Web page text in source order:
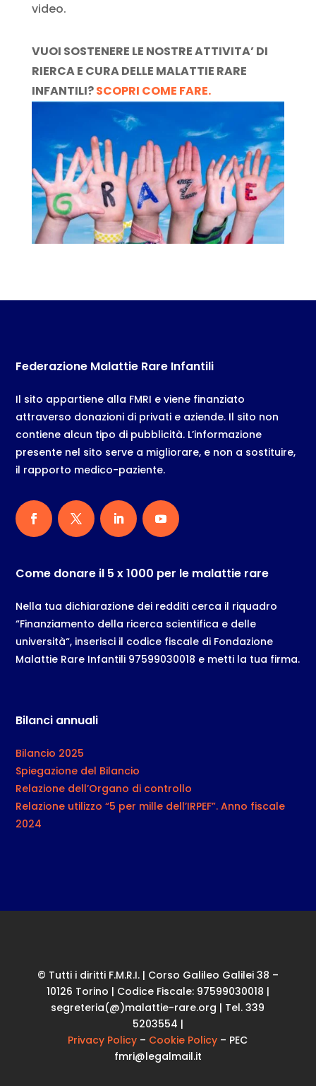
video.
VUOI SOSTENERE LE NOSTRE ATTIVITA’ DI
RIERCA E CURA DELLE MALATTIE RARE
INFANTILI?SCOPRI COME FARE.
Federazione Malattie Rare Infantili
Il sito appartiene alla FMRI e viene finanziato
attraverso donazioni di privati e aziende. Il sito non
contiene alcun tipo di pubblicità. L’informazione
presente nel sito serve a migliorare, e non a sostituire,
il rapporto medico-paziente.
Come donare il 5 x 1000 per le malattie rare
Nella tua dichiarazione dei redditi cerca il riquadro
“Finanziamento della ricerca scientifica e delle
università“, inserisci il codice fiscale di Fondazione
Malattie Rare Infantili 97599030018 e metti la tua firma.
Bilanci annuali
Bilancio 2025
Spiegazione del Bilancio
Relazione dell’Organo di controllo
Relazione utilizzo “5 per mille dell’IRPEF”. Anno fiscale
2024
© Tutti i diritti F.M.R.I. | Corso Galileo Galilei 38 –
10126 Torino | Codice Fiscale: 97599030018 |
segreteria(@)malattie-rare.org | Tel. 339
5203554 |
Privacy Policy – Cookie Policy – PEC
fmri@legalmail.it